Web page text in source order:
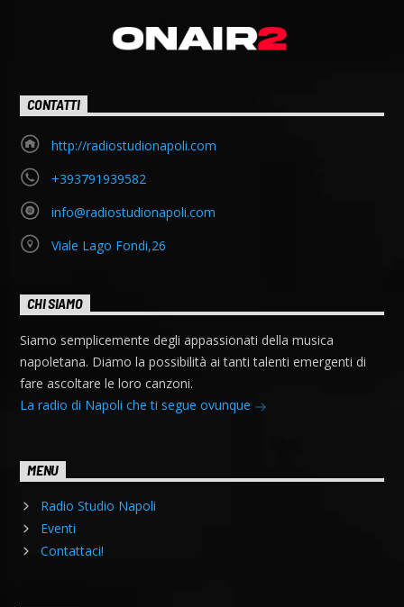
CONTATTI
http://radiostudionapoli.com
+393791939582
info@radiostudionapoli.com
Viale Lago Fondi,26
CHI SIAMO
Siamo semplicemente degli appassionati della musica
napoletana. Diamo la possibilità ai tanti talenti emergenti di
fare ascoltare le loro canzoni.
La radio di Napoli che ti segue ovunque
MENU
Radio Studio Napoli
Eventi
Contattaci!